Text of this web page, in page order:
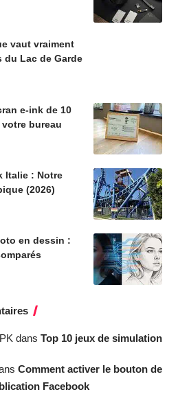
vaut vraiment
du Lac de Garde
e-ink de 10
bureau
Italie : Notre
(2026)
en dessin :
dans Top 10 jeux de simulation
Comment activer le bouton de
Facebook